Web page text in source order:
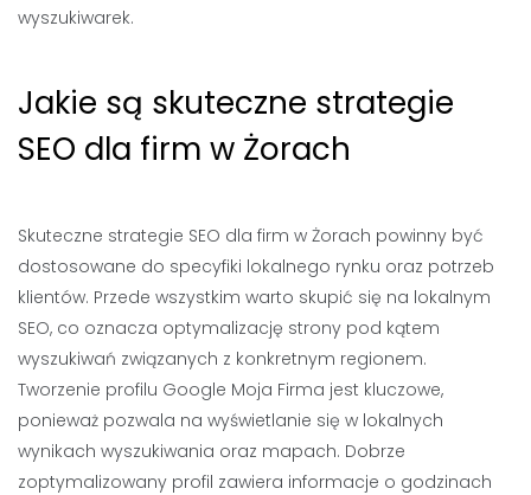
wyszukiwarek.
Jakie są skuteczne strategie
SEO dla firm w Żorach
Skuteczne strategie SEO dla firm w Żorach powinny być
dostosowane do specyfiki lokalnego rynku oraz potrzeb
klientów. Przede wszystkim warto skupić się na lokalnym
SEO, co oznacza optymalizację strony pod kątem
wyszukiwań związanych z konkretnym regionem.
Tworzenie profilu Google Moja Firma jest kluczowe,
ponieważ pozwala na wyświetlanie się w lokalnych
wynikach wyszukiwania oraz mapach. Dobrze
zoptymalizowany profil zawiera informacje o godzinach